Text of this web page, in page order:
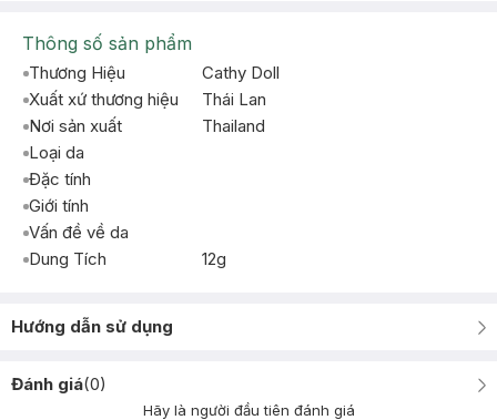
Thông số sản phẩm
Thương Hiệu
Cathy Doll
Xuất xứ thương hiệu
Thái Lan
Nơi sản xuất
Thailand
Loại da
Đặc tính
Giới tính
Vấn đề về da
Dung Tích
12g
Hướng dẫn sử dụng
Đánh giá(0)
Hãy là người đầu tiên đánh giá